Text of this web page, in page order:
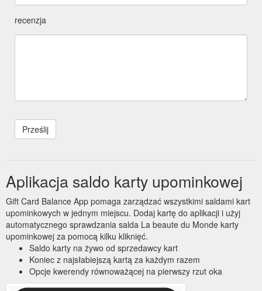
recenzja
Aplikacja saldo karty upominkowej
Gift Card Balance App pomaga zarządzać wszystkimi saldami kart
upominkowych w jednym miejscu. Dodaj kartę do aplikacji i użyj
automatycznego sprawdzania salda La beaute du Monde karty
upominkowej za pomocą kilku kliknięć.
Saldo karty na żywo od sprzedawcy kart
Koniec z najsłabiejszą kartą za każdym razem
Opcje kwerendy równoważącej na pierwszy rzut oka